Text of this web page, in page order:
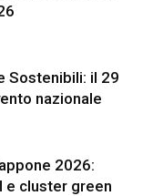
Sostenibili: il 29
nazionale
2026:
e cluster green